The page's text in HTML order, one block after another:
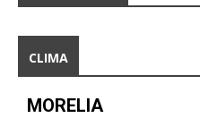
CLIMA
MORELIA